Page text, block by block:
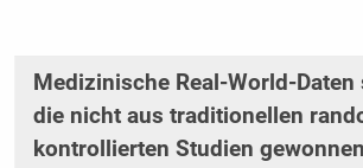
Medizinische Real-World-Daten
die nicht aus traditionellen
kontrollierten Studien